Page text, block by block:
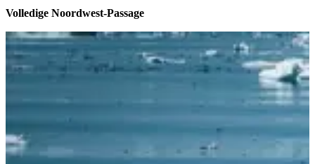
Volledige Noordwest-Passage